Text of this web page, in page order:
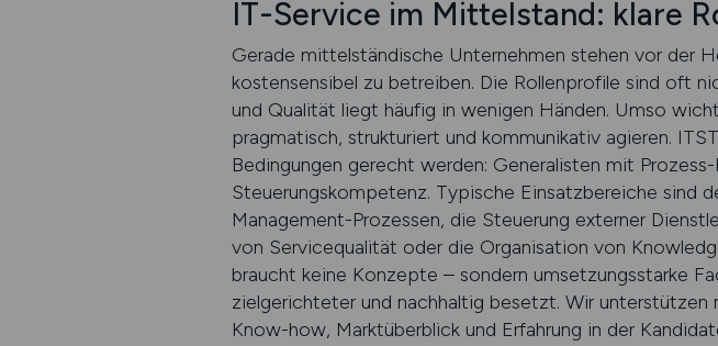
IT-Service im Mittelstand: klare
Gerade mittelständische Unternehmen stehen vor der
kostensensibel zu betreiben. Die Rollenprofile sind oft
und Qualität liegt häufig in wenigen Händen. Umso
pragmatisch, strukturiert und kommunikativ agieren.
Bedingungen gerecht werden: Generalisten mit
Steuerungskompetenz. Typische Einsatzbereiche sind
Management-Prozessen, die Steuerung externer
von Servicequalität oder die Organisation von
braucht keine Konzepte – sondern umsetzungsstarke
zielgerichteter und nachhaltig besetzt. Wir
Know-how, Marktüberblick und Erfahrung in der